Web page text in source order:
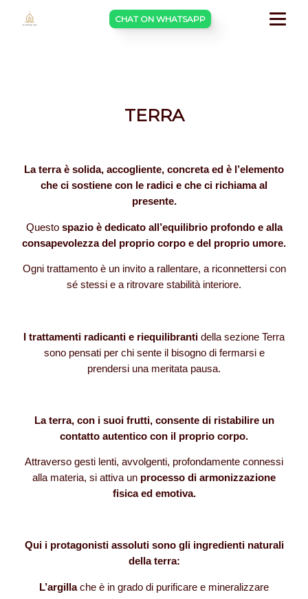
CHAT ON WHATSAPP
TERRA
La terra è solida, accogliente, concreta ed è l’elemento
che ci sostiene con le radici e che ci richiama al
presente.
Questospazio è dedicato all’equilibrio profondo e alla
consapevolezza del proprio corpo e del proprio umore.
Ogni trattamento è un invito a rallentare, a riconnettersi con
sé stessi e a ritrovare stabilità interiore.
I trattamenti radicanti e riequilibranti della sezione Terra
sono pensati per chi sente il bisogno di fermarsi e
prendersi una meritata pausa.
La terra, con i suoi frutti, consente di ristabilire un
contatto autentico con il proprio corpo.
Attraverso gesti lenti, avvolgenti, profondamente connessi
alla materia, si attiva un processo di armonizzazione
fisica ed emotiva.
Qui i protagonisti assoluti sono gli ingredienti naturali
della terra:
L’argillache è in grado di purificare e mineralizzare